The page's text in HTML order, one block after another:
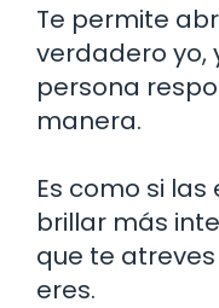
Te permite
verdadero yo,
persona
manera.
Es como si
brillar más
que te
eres.